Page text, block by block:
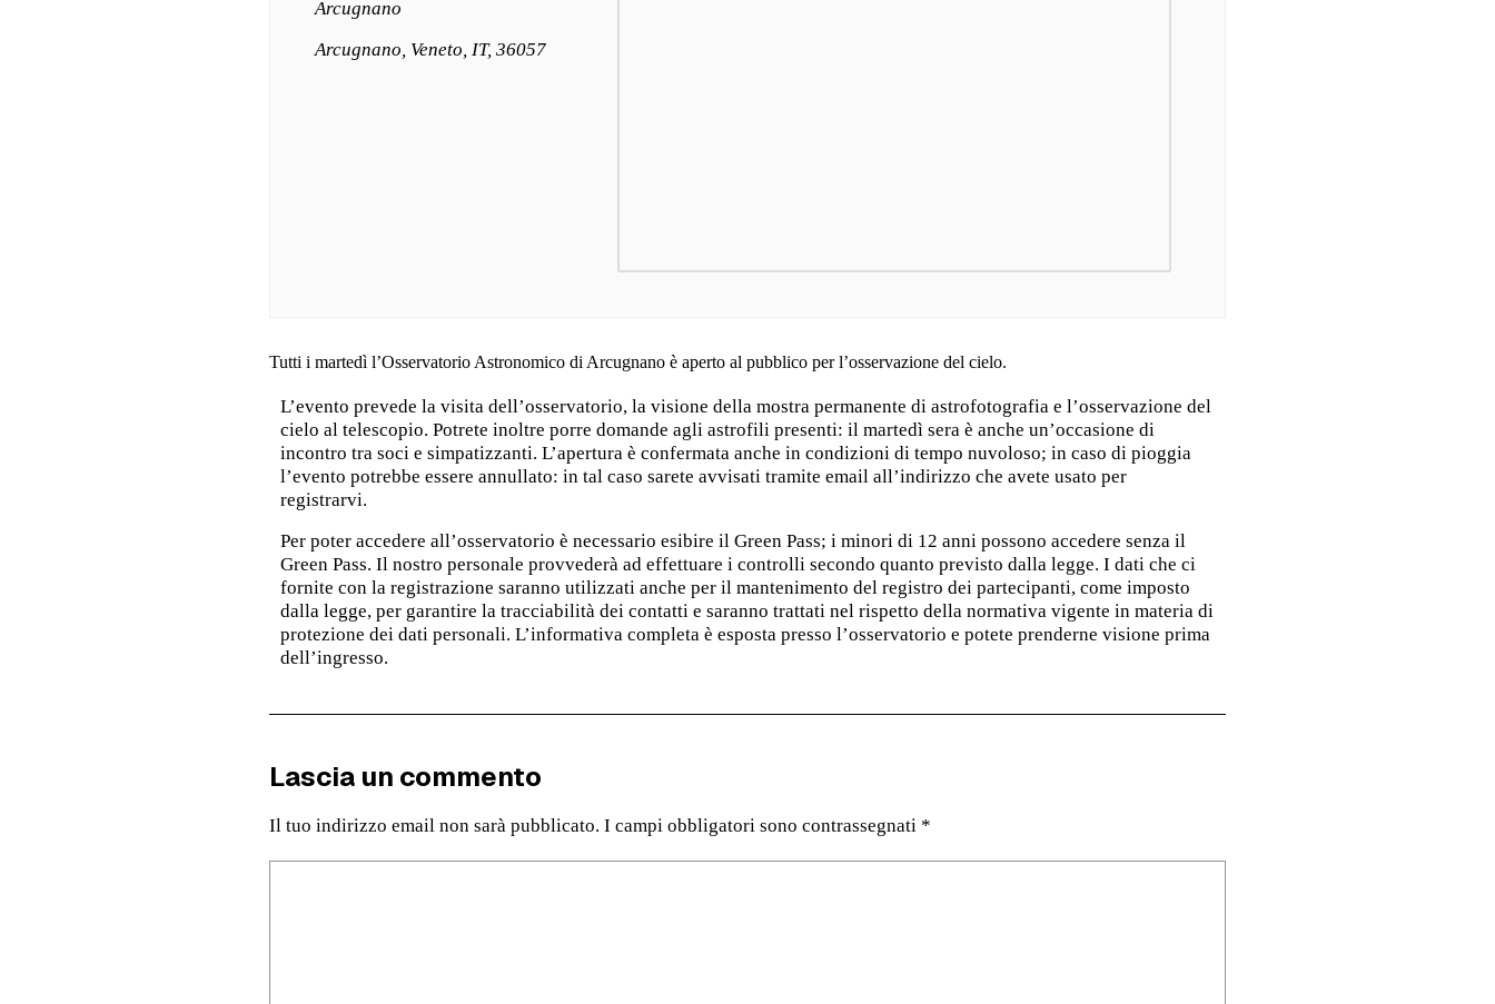
Arcugnano
Arcugnano, Veneto, IT, 36057
Tutti i martedì l’Osservatorio Astronomico di Arcugnano è aperto al pubblico per l’osservazione del cielo.
L’evento prevede la visita dell’osservatorio, la visione della mostra permanente di astrofotografia e l’osservazione del
cielo al telescopio. Potrete inoltre porre domande agli astrofili presenti: il martedì sera è anche un’occasione di
incontro tra soci e simpatizzanti. L’apertura è confermata anche in condizioni di tempo nuvoloso; in caso di pioggia
l’evento potrebbe essere annullato: in tal caso sarete avvisati tramite email all’indirizzo che avete usato per
registrarvi.
Per poter accedere all’osservatorio è necessario esibire il Green Pass; i minori di 12 anni possono accedere senza il
Green Pass. Il nostro personale provvederà ad effettuare i controlli secondo quanto previsto dalla legge. I dati che ci
fornite con la registrazione saranno utilizzati anche per il mantenimento del registro dei partecipanti, come imposto
dalla legge, per garantire la tracciabilità dei contatti e saranno trattati nel rispetto della normativa vigente in materia di
protezione dei dati personali. L’informativa completa è esposta presso l’osservatorio e potete prenderne visione prima
dell’ingresso.
Lascia un commento
Il tuo indirizzo email non sarà pubblicato. I campi obbligatori sono contrassegnati *